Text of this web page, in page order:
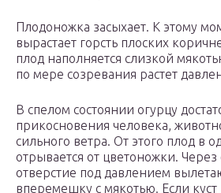
Плодоножка засыхает. К этому
вырастает горсть плоских
плод наполняется слизкой
по мере созревания растет
В спелом состоянии огурцу
прикосновения человека,
сильного ветра. От этого плод в
отрывается от цветоножки.
отверстие под давлением
вперемешку с мякотью. Если куст